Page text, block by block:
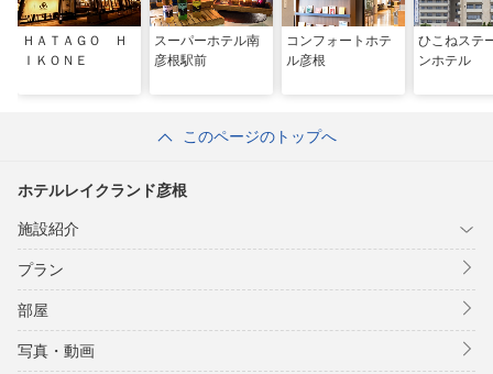
ＨＡＴＡＧＯ Ｈ
ＩＫＯＮＥ
スーパーホテル南
彦根駅前
コンフォートホテ
ル彦根
ひこねステ
ンホテル
このページのトップへ
ホテルレイクランド彦根
施設紹介
プラン
部屋
写真・動画